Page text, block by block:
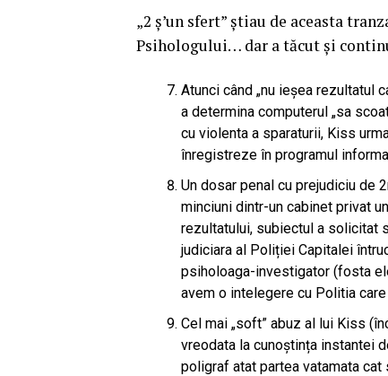
„2 ș’un sfert” știau de aceasta
Psihologului… dar a tăcut și
Atunci când „nu ieșea rezultatul
a determina computerul „sa
cu violenta a sparaturii, Kiss
înregistreze în programul
Un dosar penal cu prejudiciu de
minciuni dintr-un cabinet privat
rezultatului, subiectul a solicitat
judiciara al Poliției Capitalei
psiholoaga-investigator (fosta
avem o intelegere cu Politia
Cel mai „soft” abuz al lui Kiss
vreodata la cunoștința instantei
poligraf atat partea vatamata